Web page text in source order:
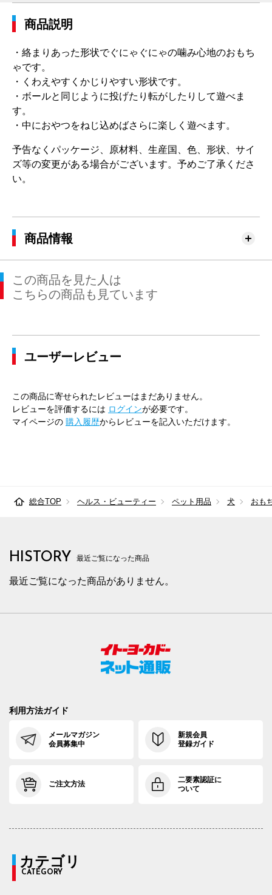
商品説明
・絡まりあった形状でぐにゃぐにゃの噛み心地のおもち
ゃです。
・くわえやすくかじりやすい形状です。
・ボールと同じように投げたり転がしたりして遊べま
す。
・中におやつをねじ込めばさらに楽しく遊べます。
予告なくパッケージ、原材料、生産国、色、形状、サイ
ズ等の変更がある場合がございます。予めご了承くださ
い。
商品情報
この商品を見た人は
こちらの商品も見ています
ユーザーレビュー
この商品に寄せられたレビューはまだありません。
レビューを評価するには ログインが必要です。
マイページの 購入履歴からレビューを記入いただけます。
総合TOP ヘルス・ビューティー ペット用品 犬 おも
HISTORY 最近ご覧になった商品
最近ご覧になった商品がありません。
利用方法ガイド
メールマガジン
会員募集中
新規会員
登録ガイド
ご注文方法
二要素認証に
ついて
カテゴリ
CATEGORY